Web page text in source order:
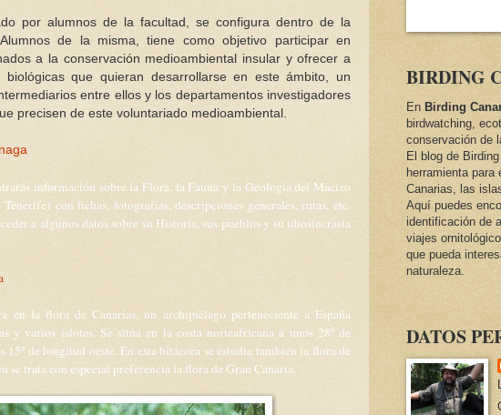
por alumnos de la facultad, se configura dentro de la
de la misma, tiene como objetivo participar en
a la conservación medioambiental insular y ofrecer a
biológicas que quieran desarrollarse en este ámbito, un
entre ellos y los departamentos investigadores
precisen de este voluntariado medioambiental.
información sobre la Flora, la Fauna y la Geología del Macizo
con fichas, fotografías, descripciones generales, rutas, etc.
a algunos datos sobre su Historia, sus pueblos y su idiosincrasia
en la flora de Canarias, un archipiélago perteneciente a España
y varios islotes. Se sitúa en la costa norteafricana a unos 28º de
15º de longitud oeste. En esta bitácora se estudia también la flora de
se trata con especial preferencia la flora de Gran Canaria.
BIRDING
En Birding
birdwatching,
conservación de
El blog de
herramienta
Canarias, las
Aquí puedes
identificación de
viajes
que pueda
naturaleza.
DATOS